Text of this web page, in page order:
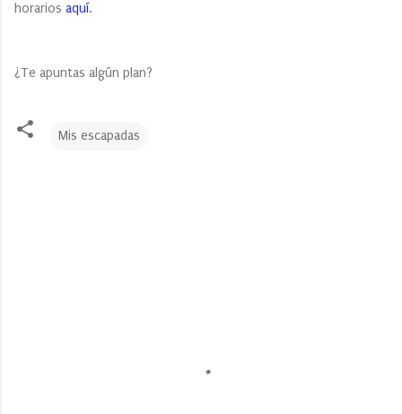
horarios aquí.
¿Te apuntas algún plan?
Mis escapadas